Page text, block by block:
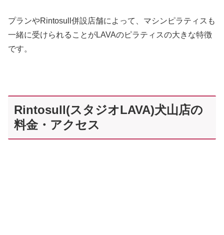
プランやRintosull併設店舗によって、マシンピラティスも
一緒に受けられることがLAVAのピラティスの大きな特徴
です。
Rintosull(スタジオLAVA)犬山店の
料金・アクセス